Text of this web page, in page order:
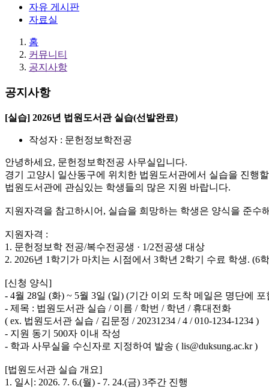
자유 게시판
자료실
홈
커뮤니티
공지사항
공지사항
[실습] 2026년 법원도서관 실습(선발완료)
작성자 : 문헌정보학전공
안녕하세요, 문헌정보학전공 사무실입니다.
경기 고양시 일산동구에 위치한 법원도서관에서 실습을 진행
법원도서관에 관심있는 학생들의 많은 지원 바랍니다.
지원자격을 참고하시어, 실습을 희망하는 학생은 양식을 준수
지원자격 :
1. 문헌정보학 전공/복수전공생 · 1/2전공생 대상
2. 2026년 1학기가 마치는 시점에서 3학년 2학기 수료 학생. (6
[신청 양식]
- 4월 28일 (화) ~ 5월 3일 (일) (기간 이외 도착 메일은 명단에
- 제목 : 법원도서관 실습 / 이름 / 학번 / 학년 / 휴대전화
( ex. 법원도서관 실습 / 김문정 / 20231234 / 4 / 010-1234-1234 )
- 지원 동기 500자 이내 작성
- 학과 사무실을 수신자로 지정하여 발송 ( lis@duksung.ac.kr )
[법원도서관 실습 개요]
1. 일시: 2026. 7. 6.(월) - 7. 24.(금) 3주간 진행